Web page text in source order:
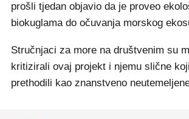
prošli tjedan objavio da je proveo
biokuglama do očuvanja morskog
Stručnjaci za more na društvenim su
kritizirali ovaj projekt i njemu slične
prethodili kao znanstveno